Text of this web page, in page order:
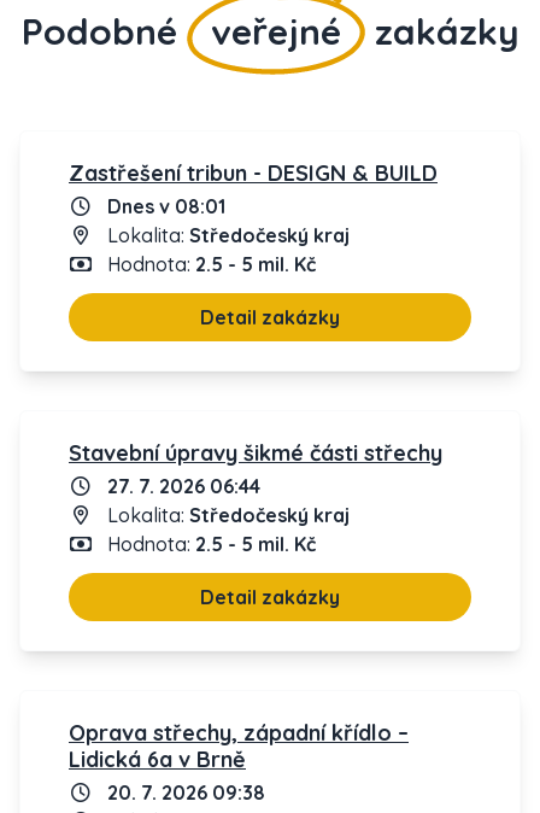
Podobné veřejné zakázky
Zastřešení tribun - DESIGN & BUILD
Dnes v 08:01
Lokalita: Středočeský kraj
Hodnota: 2.5 - 5 mil. Kč
Detail zakázky
Stavební úpravy šikmé části střechy
27. 7. 2026 06:44
Lokalita: Středočeský kraj
Hodnota: 2.5 - 5 mil. Kč
Detail zakázky
Oprava střechy, západní křídlo –
Lidická 6a v Brně
20. 7. 2026 09:38